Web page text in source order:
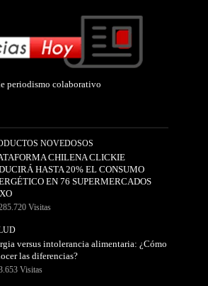
periodismo colaborativo
NOVEDOSOS
CHILENA CLICKIE
HASTA 20% EL CONSUMO
EN 76 SUPERMERCADOS
Visitas
versus intolerancia alimentaria: ¿Cómo
las diferencias?
Visitas